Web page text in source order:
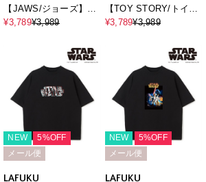
【JAWS/ジョーズ】ヴ
ィンテージライクビッ
ツ/ Over Harf Sleeve
T-shirt《UNISEX》
¥3,789¥3,989
【TOY STORY/トイ・
ストーリー】エイリア
メン/半袖Tシャツ /
Over Harf Sleeve T-
shirt《UNISEX》
¥3,789¥3,989
NEW
5%OFF
メール便
LAFUKU
NEW
5%OFF
メール便
LAFUKU